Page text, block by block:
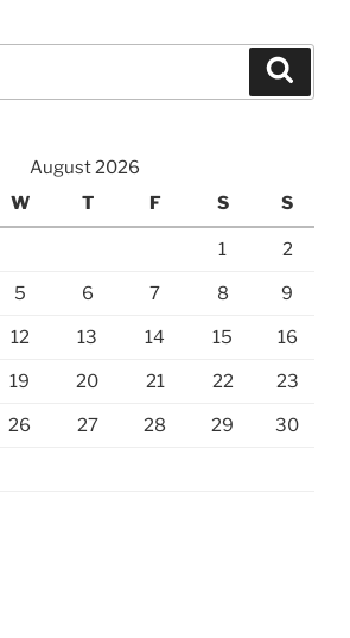
August 2026
W T F S S
1 2
5 6 7 8 9
12 13 14 15 16
19 20 21 22 23
26 27 28 29 30